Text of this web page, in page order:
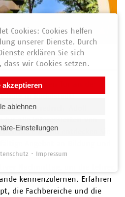
2023
der offenen Tür an der
in Rudolstadt!
die Friedrich-Adolf-
Sie ein und entdecken Sie
kennenzulernen. Erfahren
die Fachbereiche und die
Cookies: Cookies helfen
unserer Dienste. Durch
erklären Sie sich
wir Cookies setzen.
akzeptieren
ablehnen
Einstellungen
Impressum